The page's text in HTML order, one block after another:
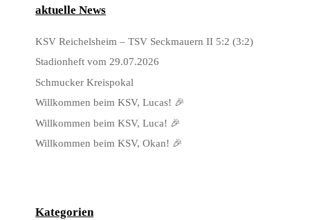
aktuelle News
KSV Reichelsheim – TSV Seckmauern II 5:2 (3:2)
Stadionheft vom 29.07.2026
Schmucker Kreispokal
Willkommen beim KSV, Lucas! 🎉
Willkommen beim KSV, Luca! 🎉
Willkommen beim KSV, Okan! 🎉
Kategorien